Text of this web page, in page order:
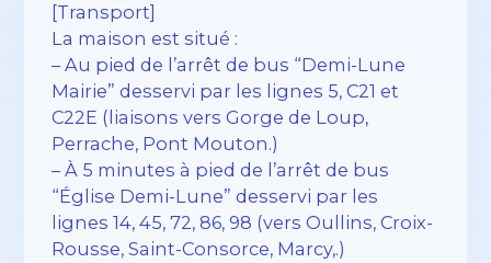
[Transport]
La maison est situé :
– Au pied de l’arrêt de bus “Demi-Lune
Mairie” desservi par les lignes 5, C21 et
C22E (liaisons vers Gorge de Loup,
Perrache, Pont Mouton.)
– À 5 minutes à pied de l’arrêt de bus
“Église Demi-Lune” desservi par les
lignes 14, 45, 72, 86, 98 (vers Oullins, Croix-
Rousse, Saint-Consorce, Marcy,.)